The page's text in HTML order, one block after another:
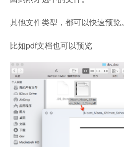
其他文件类型，都可以快速预览。
比如pdf文档也可以预览